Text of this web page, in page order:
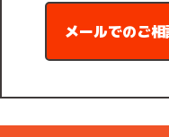
メールでのご